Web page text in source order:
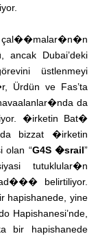
çal��malar�n�n
Dubai’deki
üstlenmeyi
ve Fas’ta
da
�irketin Bat�
bizzat �irketin
olan “G4S �srail”
tutuklular�n
belirtiliyor.
hapishanede, yine
Hapishanesi’nde,
bir hapishanede